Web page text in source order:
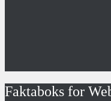
Faktaboks for